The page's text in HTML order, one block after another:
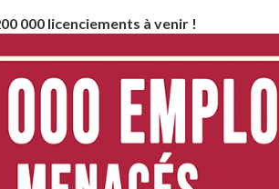
000 licenciements à venir !